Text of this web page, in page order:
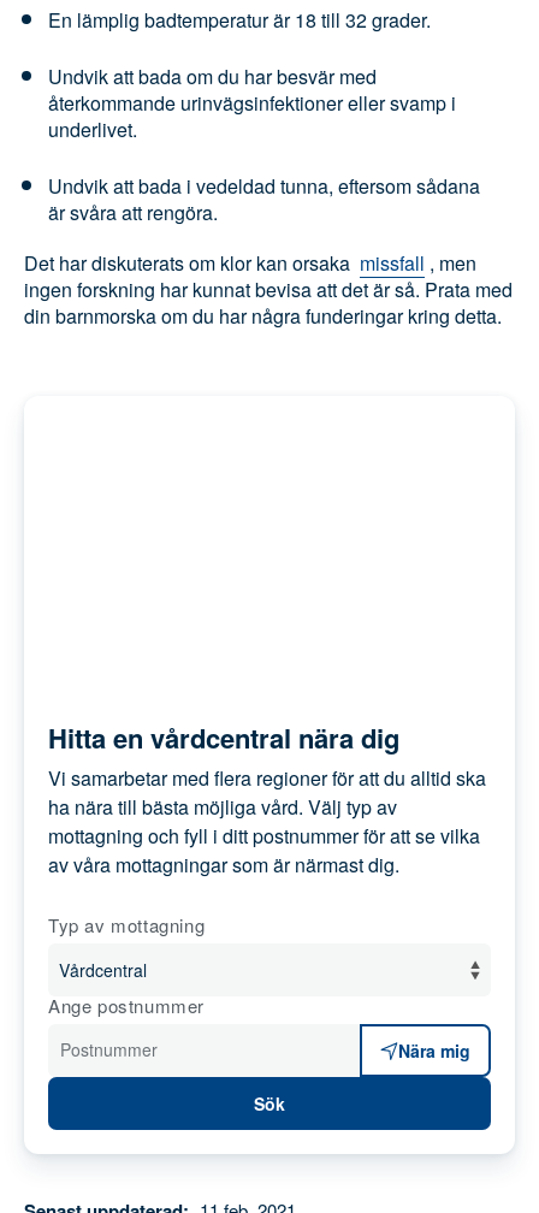
En lämplig badtemperatur är 18 till 32 grader.
Undvik att bada om du har besvär med
återkommande urinvägsinfektioner eller
svamp i underlivet.
Undvik att bada i vedeldad tunna, eftersom
sådana är svåra att rengöra.
Det har diskuterats om klor kan orsaka missfall ,
men ingen forskning har kunnat bevisa att det är så.
Prata med din barnmorska om du har några
Hitta en vårdcentral nära dig
Vi samarbetar med flera regioner för att du
alltid ska ha nära till bästa möjliga vård. Välj
typ av mottagning och fyll i ditt postnummer
närmast dig.
Typ av mottagning